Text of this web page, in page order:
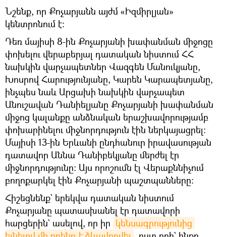
Նշենք, որ Քոչարյանն այժմ «Իզմիրլյան»
կենտրոնում է։
Դեռ մայիսի 8-ին Քոչարյանի խափանման միջոցը
փոխելու վերաբերյալ դատական նիստում ՀՀ
նախկին վարչապետներ Վազգեն Մանուկյանը,
Խոսրով Հարությունյանը, Կարեն Կարապետյանը,
ինչպես նաև Արցախի նախկին վարչապետ
Անուշավան Դանիելյանը Քոչարյանի խափանման
միջոց կալանքը անձնական երաշխավորությամբ
փոխարինելու միջնորդություն էին ներկայացրել։
Մայիսի 13-ին Երևանի ընդհանուր իրավասության
դատավոր Աննա Դանիբեկյանը մերժել էր
միջնորդությունը։ Այս որոշումն էլ Վերաքննիչում
բողոքարկել էին Քոչարյանի պաշտպանները։
Հիշեցնենք` երեկվա դատական նիստում
Քոչարյանը պատասխանել էր դատավորի
հարցերին` ասելով, որ իր կենսագրությունից